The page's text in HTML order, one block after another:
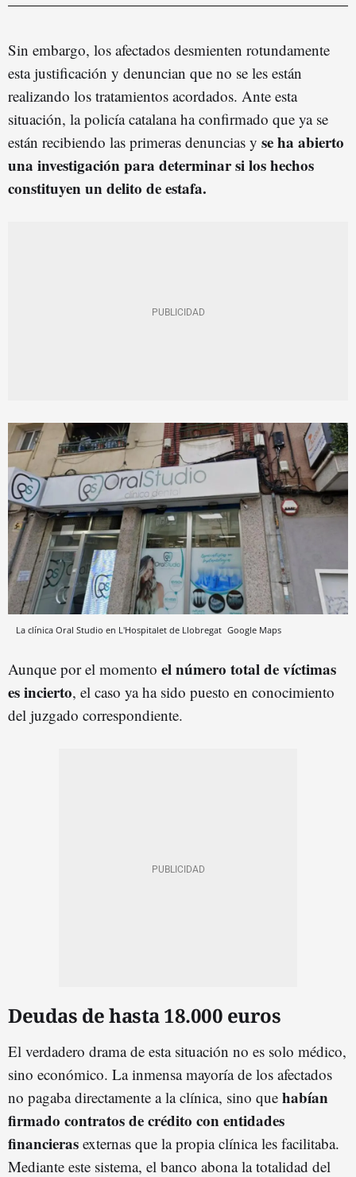
Sin embargo, los afectados desmienten rotundamente
esta justificación y denuncian que no se les están
realizando los tratamientos acordados. Ante esta
situación, la policía catalana ha confirmado que ya se
están recibiendo las primeras denuncias y se ha abierto
una investigación para determinar si los hechos
constituyen un delito de estafa.
La clínica Oral Studio en L'Hospitalet de Llobregat Google Maps
Aunque por el momento el número total de víctimas
es incierto, el caso ya ha sido puesto en conocimiento
del juzgado correspondiente.
Deudas de hasta 18.000 euros
El verdadero drama de esta situación no es solo médico,
sino económico. La inmensa mayoría de los afectados
no pagaba directamente a la clínica, sino que habían
firmado contratos de crédito con entidades
financieras externas que la propia clínica les facilitaba.
Mediante este sistema, el banco abona la totalidad del